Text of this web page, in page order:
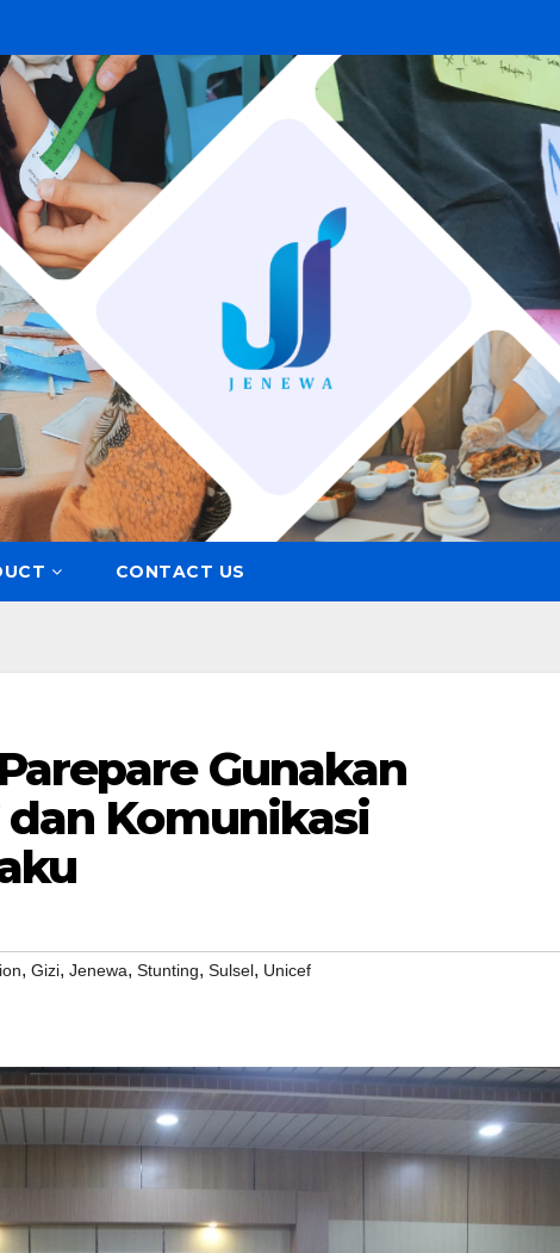
CONTACT US
Gunakan
dan Komunikasi
, Gizi, Jenewa, Stunting, Sulsel, Unicef